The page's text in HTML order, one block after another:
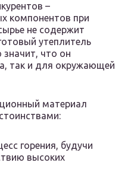
–
компонентов при
не содержит
утеплитель
значит, что он
так и для окружающей
материал
горения, будучи
высоких